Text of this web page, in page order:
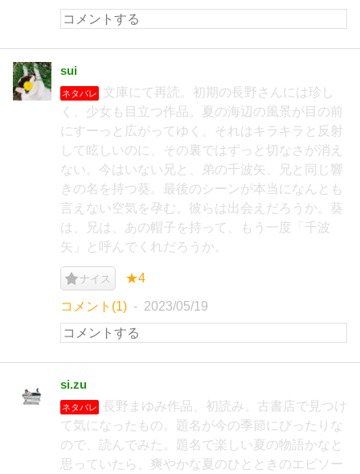
sui
ネタバレ
文庫にて再読。初期の長野さんには珍し
く、少女も目立つ作品。夏の海辺の風景が目の前
にすーっと広がってゆく。それはキラキラと反射
して眩しいのに、その裏ではずっと切なさが消え
ない。今はいない兄と、弟の千波矢、兄と同じ響
きの名を持つ葵。最後のシーンが本当になんとも
言えない空気を孕む。彼らは出会えだろうか。葵
は、兄は、あの帽子を持って、もう一度「千波
矢」と呼んでくれだろうか。
ナイス ★4
コメント(1) 2023/05/19
si.zu
ネタバレ
長野まゆみ作品、初読み。古書店で見つけ
て気になったもの。題名が今の季節にぴったりな
ので、読んでみた。題名で楽しい夏の物語かなと
思っていたら、爽やかな夏のひとときのエピソー